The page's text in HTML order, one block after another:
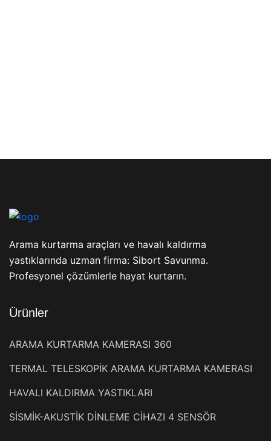
Arama kurtarma araçları ve havalı kaldırma
yastıklarında uzman firma: Sibort Savunma.
Profesyonel çözümlerle hayat kurtarın.
Ürünler
ARAMA KURTARMA KAMERASI 360
TERMAL TELESKOPİK ARAMA KURTARMA KAMERASI
HAVALI KALDIRMA YASTIKLARI
SİSMİK-AKUSTİK DİNLEME CİHAZI 4 SENSÖR